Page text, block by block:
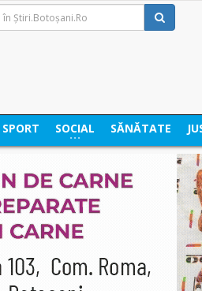
SPORT SOCIAL SĂNĂTATE